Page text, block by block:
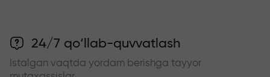
24/7 qo‘llab-quvvatlash
Istalgan vaqtda yordam berishga tayyor